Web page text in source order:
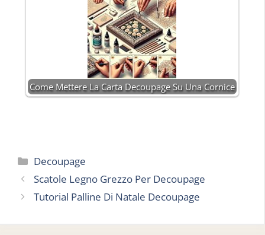
Come Mettere La Carta Decoupage Su Una Cornice
Categorie
Decoupage
Scatole Legno Grezzo Per Decoupage
Tutorial Palline Di Natale Decoupage